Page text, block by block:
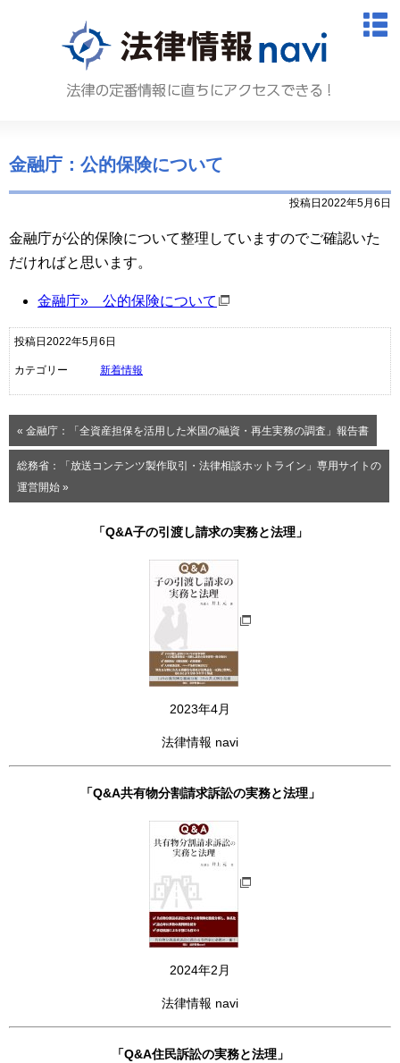
法律情
金融庁：公的保険について
投稿日2022年5月6日
金融庁が公的保険について整理していますのでご確認いた
だければと思います。
金融庁» 公的保険について
投稿日2022年5月6日
カテゴリー 新着情報
« 金融庁：「全資産担保を活用した米国の融資・再生実務の調査」報告書
総務省：「放送コンテンツ製作取引・法律相談ホットライン」専用サイトの
運営開始 »
「Q&A子の引渡し請求の実務と法理」
2023年4月
法律情報 navi
「Q&A共有物分割請求訴訟の実務と法理」
2024年2月
法律情報 navi
「Q&A住民訴訟の実務と法理」